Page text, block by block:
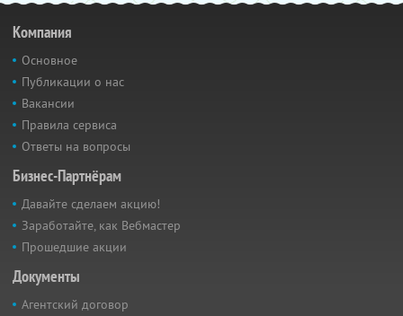
Компания
Основное
Публикации о нас
Вакансии
Правила сервиса
Ответы на вопросы
Бизнес-Партнёрам
Давайте сделаем акцию!
Заработайте, как Вебмастер
Прошедшие акции
Документы
Агентский договор